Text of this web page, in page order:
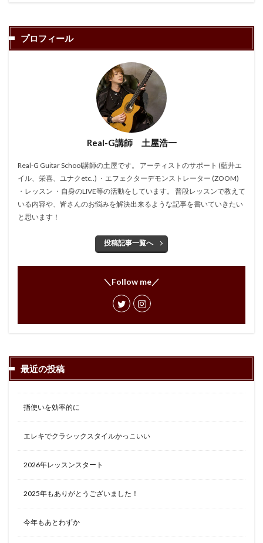
プロフィール
Real-G講師 土屋浩一
Real-G Guitar School講師の土屋です。 アーティストのサポート (藍井エ
イル、栄喜、ユナクetc..) ・エフェクターデモンストレーター (ZOOM)
・レッスン ・自身のLIVE等の活動をしています。 普段レッスンで教えて
いる内容や、皆さんのお悩みを解決出来るような記事を書いていきたい
と思います！
投稿記事一覧へ
＼Follow me／
最近の投稿
指使いを効率的に
エレキでクラシックスタイルかっこいい
2026年レッスンスタート
2025年もありがとうございました！
今年もあとわずか